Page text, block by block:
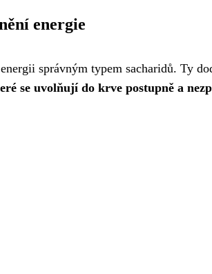
energie
správným typem sacharidů. Ty
se uvolňují do krve postupně a